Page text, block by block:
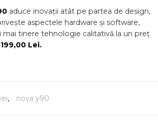
aduce inovații atât pe partea de design,
aspectele hardware și software,
mai tinere tehnologie calitativă la un preț
Lei.
, nova y90